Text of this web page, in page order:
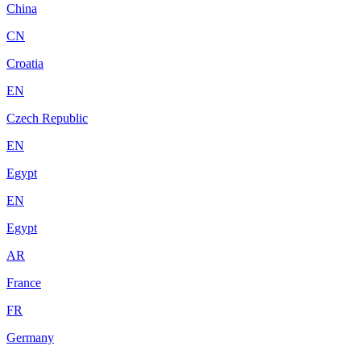
China
CN
Croatia
EN
Czech Republic
EN
Egypt
EN
Egypt
AR
France
FR
Germany